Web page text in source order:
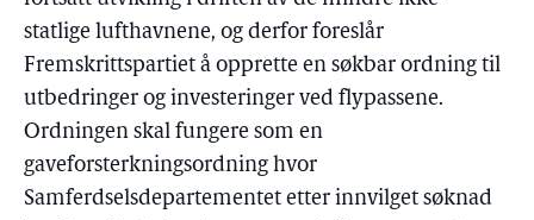
statlige lufthavnene, og derfor foreslår
Fremskrittspartiet å opprette en søkbar ordning til
utbedringer og investeringer ved flypassene.
Ordningen skal fungere som en
gaveforsterkningsordning hvor
Samferdselsdepartementet etter innvilget søknad